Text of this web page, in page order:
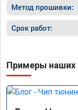
Метод прошивки:
Срок работ:
Примеры наших